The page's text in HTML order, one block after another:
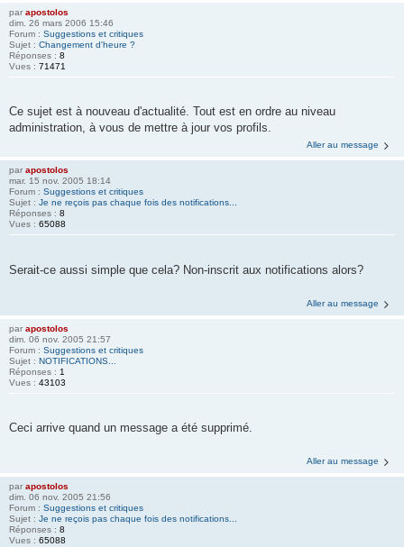
par apostolos
dim. 26 mars 2006 15:46
Forum : Suggestions et critiques
Sujet : Changement d'heure ?
Réponses : 8
Vues : 71471
Ce sujet est à nouveau d'actualité. Tout est en ordre au niveau
administration, à vous de mettre à jour vos profils.
Aller au message
par apostolos
mar. 15 nov. 2005 18:14
Forum : Suggestions et critiques
Sujet : Je ne reçois pas chaque fois des notifications...
Réponses : 8
Vues : 65088
Serait-ce aussi simple que cela? Non-inscrit aux notifications alors?
Aller au message
par apostolos
dim. 06 nov. 2005 21:57
Forum : Suggestions et critiques
Sujet : NOTIFICATIONS...
Réponses : 1
Vues : 43103
Ceci arrive quand un message a été supprimé.
Aller au message
par apostolos
dim. 06 nov. 2005 21:56
Forum : Suggestions et critiques
Sujet : Je ne reçois pas chaque fois des notifications...
Réponses : 8
Vues : 65088